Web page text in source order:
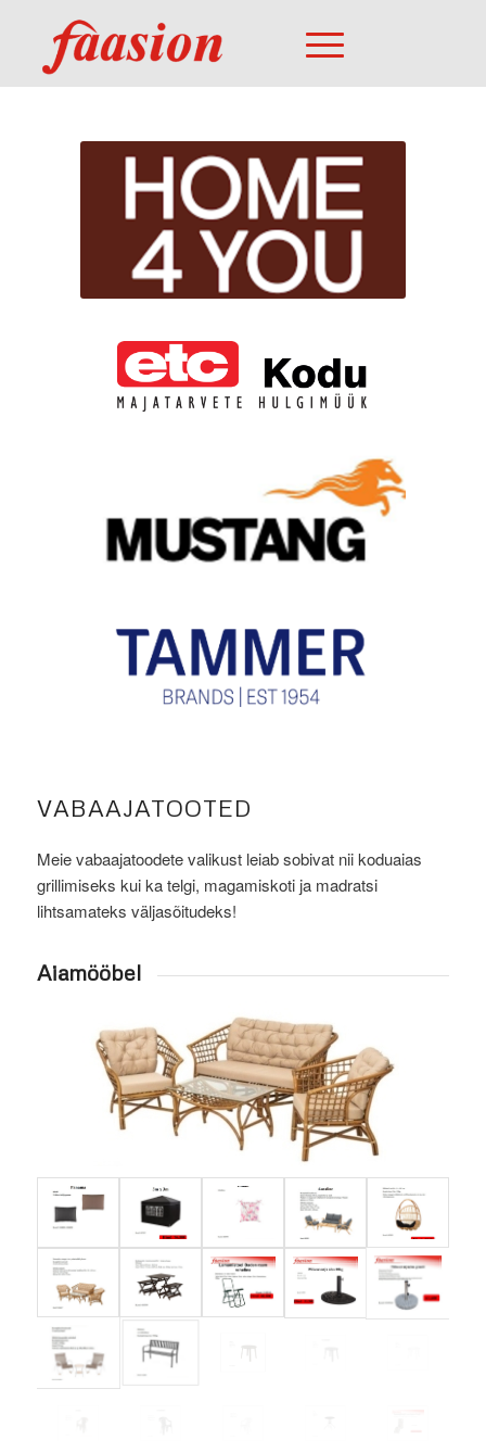
VABAAJATOOTED
Meie vabaajatoodete valikust leiab sobivat nii koduaias
grillimiseks kui ka telgi, magamiskoti ja madratsi
lihtsamateks väljasõitudeks!
Aiamööbel